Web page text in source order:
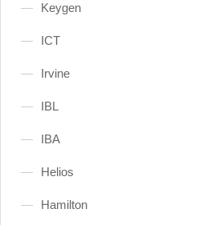
Keygen
ICT
Irvine
IBL
IBA
Helios
Hamilton